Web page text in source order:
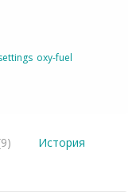
oxy-fuel
История